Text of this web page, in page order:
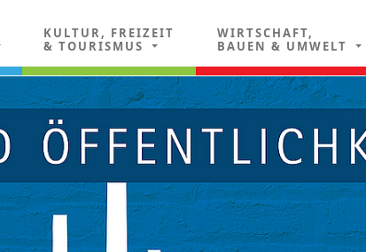
KULTUR, FREIZEIT
& TOURISMUS
WIRTSCHAFT,
BAUEN & UMWELT